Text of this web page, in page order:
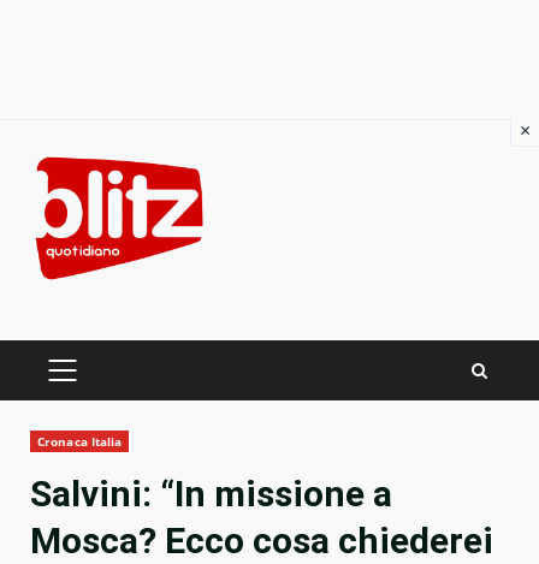
content
PRIMARY
Cronaca Italia
Salvini: “In missione a
Mosca? Ecco cosa chiederei
×